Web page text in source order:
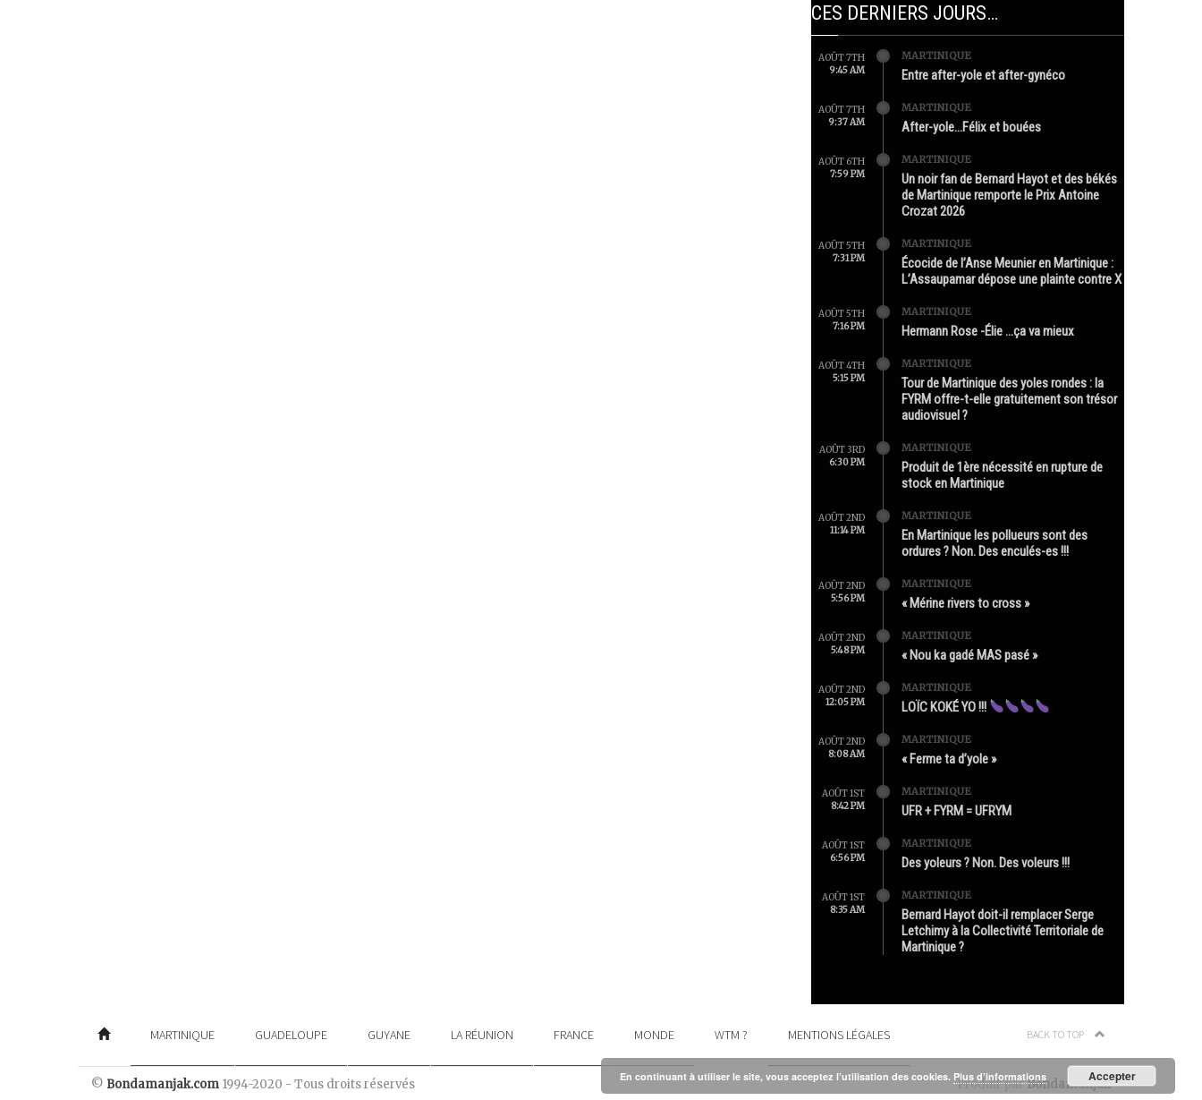
CES DERNIERS JOURS…
AOÛT 7TH
9:45 AM
MARTINIQUE
Entre after-yole et after-gynéco
AOÛT 7TH
9:37 AM
MARTINIQUE
After-yole…Félix et bouées
AOÛT 6TH
7:59 PM
MARTINIQUE
Un noir fan de Bernard Hayot et des békés
de Martinique remporte le Prix Antoine
Crozat 2026
AOÛT 5TH
7:31 PM
MARTINIQUE
Écocide de l’Anse Meunier en Martinique :
L’Assaupamar dépose une plainte contre X
AOÛT 5TH
7:16 PM
MARTINIQUE
Hermann Rose -Élie …ça va mieux
AOÛT 4TH
5:15 PM
MARTINIQUE
Tour de Martinique des yoles rondes : la
FYRM offre-t-elle gratuitement son trésor
audiovisuel ?
AOÛT 3RD
6:30 PM
MARTINIQUE
Produit de 1ère nécessité en rupture de
stock en Martinique
AOÛT 2ND
11:14 PM
MARTINIQUE
En Martinique les pollueurs sont des
ordures ? Non. Des enculés-es !!!
AOÛT 2ND
5:56 PM
MARTINIQUE
« Mérine rivers to cross »
AOÛT 2ND
5:48 PM
MARTINIQUE
« Nou ka gadé MAS pasé »
AOÛT 2ND
12:05 PM
MARTINIQUE
LOÏC KOKÉ YO !!!
AOÛT 2ND
8:08 AM
MARTINIQUE
« Ferme ta d’yole »
AOÛT 1ST
8:42 PM
MARTINIQUE
UFR + FYRM = UFRYM
AOÛT 1ST
6:56 PM
MARTINIQUE
Des yoleurs ? Non. Des voleurs !!!
AOÛT 1ST
8:35 AM
MARTINIQUE
Bernard Hayot doit-il remplacer Serge
Letchimy à la Collectivité Territoriale de
Martinique ?
MARTINIQUE GUADELOUPE GUYANE LA RÉUNION FRANCE MONDE WTM ? MENTIONS LÉGALES BACK TO TOP
© Bondamanjak.com 1994-2020 - Tous droits réservés Produit parBondamanjak
En continuant à utiliser le site, vous acceptez l’utilisation des cookies. Plus d’informations Accepter